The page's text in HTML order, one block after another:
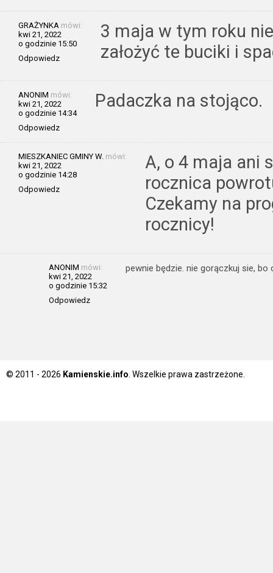
GRAŻYNKA mówi:
kwi 21, 2022
o godzinie 15:50
Odpowiedz
3 maja w tym roku
założyć te buciki i
ANONIM mówi:
kwi 21, 2022
o godzinie 14:34
Odpowiedz
Padaczka na stojąco.
MIESZKANIEC GMINY W. mówi:
kwi 21, 2022
o godzinie 14:28
Odpowiedz
A, o 4 maja ani
rocznica
Czekamy na
rocznicy!
ANONIM mówi:
kwi 21, 2022
o godzinie 15:32
Odpowiedz
pewnie będzie. nie gorączkuj sie, bo
© 2011 - 2026 Kamienskie.info . Wszelkie prawa zastrzeżone.